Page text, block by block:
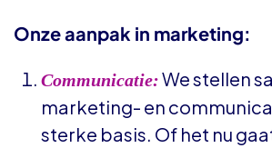
Onze aanpak in marketing:
Communicatie:We stellen
marketing- en
sterke basis. Of het nu